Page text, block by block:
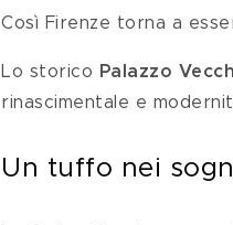
Così Firenze torna a
Lo storico Palazzo
rinascimentale e
Un tuffo nei